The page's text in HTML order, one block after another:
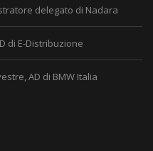
delegato di Nadara
di E-Distribuzione
AD di BMW Italia